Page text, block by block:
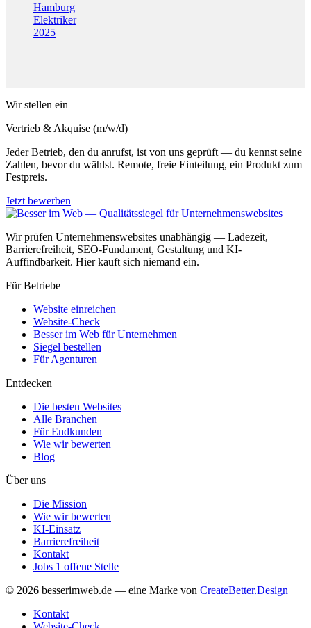
Hamburg
Elektriker
2025
Wir stellen ein
Vertrieb & Akquise (m/w/d)
Jeder Betrieb, den du anrufst, ist von uns geprüft — du kennst seine
Zahlen, bevor du wählst. Remote, freie Einteilung, ein Produkt zum
Festpreis.
Jetzt bewerben
Wir prüfen Unternehmenswebsites unabhängig — Ladezeit,
Barrierefreiheit, SEO-Fundament, Gestaltung und KI-
Auffindbarkeit. Hier kauft sich niemand ein.
Für Betriebe
Website einreichen
Website-Check
Besser im Web für Unternehmen
Siegel bestellen
Für Agenturen
Entdecken
Die besten Websites
Alle Branchen
Für Endkunden
Wie wir bewerten
Blog
Über uns
Die Mission
Wie wir bewerten
KI-Einsatz
Barrierefreiheit
Kontakt
Jobs 1 offene Stelle
© 2026 besserimweb.de — eine Marke von CreateBetter.Design
Kontakt